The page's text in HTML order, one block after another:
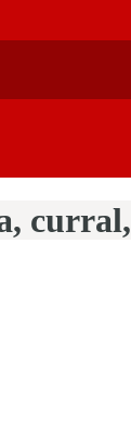
curral,